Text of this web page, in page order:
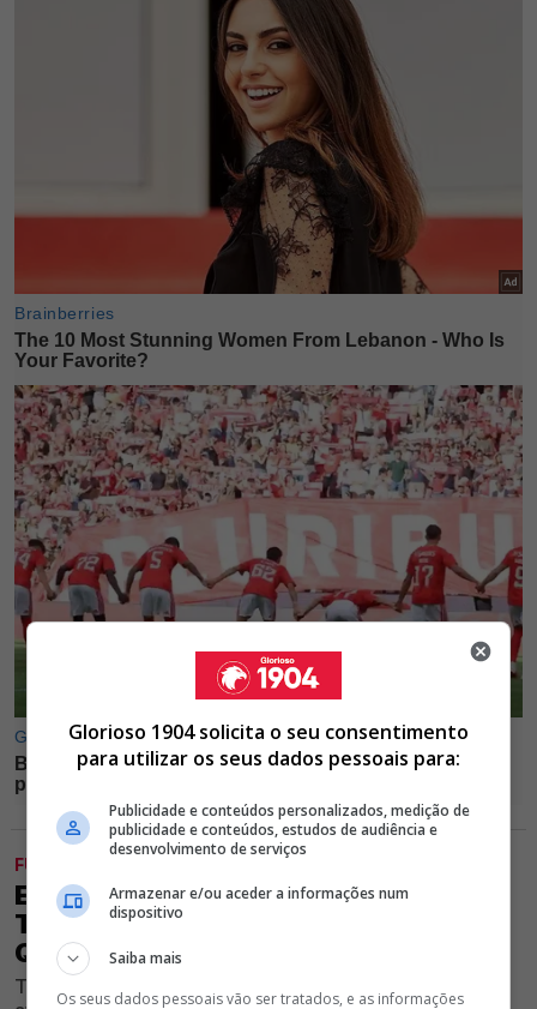
FUTEBOL
EXCLUSIVO GLORIOSO 1904 - HÁ UM
TITULAR DO BENFICA EM 2025/26
QUE ESTÁ A DESILUDIR MARCO SILVA
Treinador do Clube vermelho e branco fez uma
Glorioso 1904 solicita o seu consentimento
para utilizar os seus dados pessoais para:
Publicidade e conteúdos personalizados, medição de
publicidade e conteúdos, estudos de audiência e
desenvolvimento de serviços
Armazenar e/ou aceder a informações num
dispositivo
Saiba mais
Os seus dados pessoais vão ser tratados, e as informações